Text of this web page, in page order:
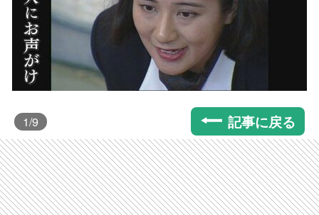
1/9 記事に戻る